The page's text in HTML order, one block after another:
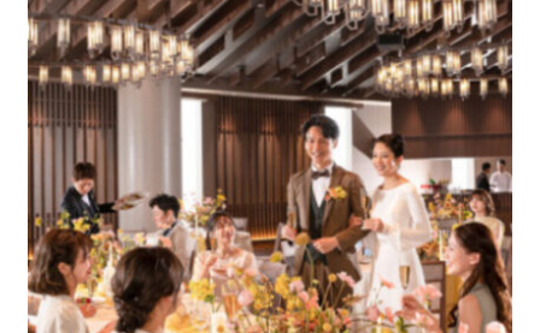
来館予約
資料請求
プラン